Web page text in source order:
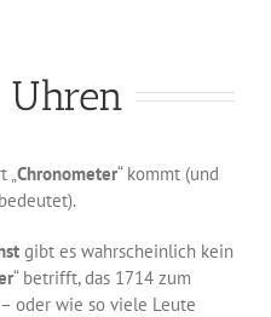
Uhren
Chronometer“ kommt (und
gibt es wahrscheinlich kein
“ betrifft, das 1714 zum
oder wie so viele Leute